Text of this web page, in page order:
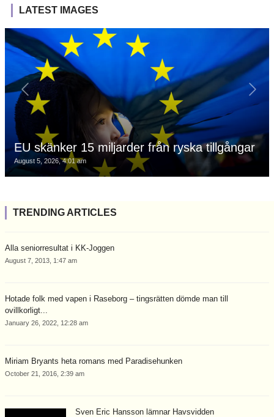
LATEST IMAGES
EU skänker 15 miljarder från ryska tillgångar
August 5, 2026, 4:01 am
TRENDING ARTICLES
Alla seniorresultat i KK-Joggen
August 7, 2013, 1:47 am
Hotade folk med vapen i Raseborg – tingsrätten dömde man till
ovillkorligt...
January 26, 2022, 12:28 am
Miriam Bryants heta romans med Paradisehunken
October 21, 2016, 2:39 am
Sven Eric Hansson lämnar Havsvidden